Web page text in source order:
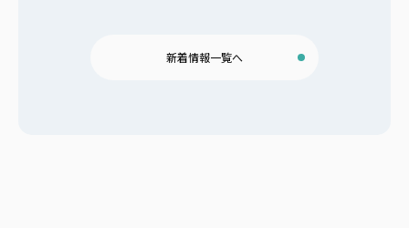
新着情報一覧へ